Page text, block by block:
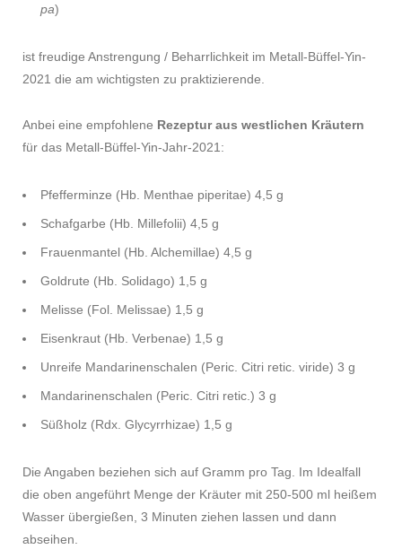
pa)
ist freudige Anstrengung / Beharrlichkeit im Metall-Büffel-Yin-
2021 die am wichtigsten zu praktizierende.
Anbei eine empfohlene Rezeptur aus westlichen Kräutern
für das Metall-Büffel-Yin-Jahr-2021:
Pfefferminze (Hb. Menthae piperitae) 4,5 g
Schafgarbe (Hb. Millefolii) 4,5 g
Frauenmantel (Hb. Alchemillae) 4,5 g
Goldrute (Hb. Solidago) 1,5 g
Melisse (Fol. Melissae) 1,5 g
Eisenkraut (Hb. Verbenae) 1,5 g
Unreife Mandarinenschalen (Peric. Citri retic. viride) 3 g
Mandarinenschalen (Peric. Citri retic.) 3 g
Süßholz (Rdx. Glycyrrhizae) 1,5 g
Die Angaben beziehen sich auf Gramm pro Tag. Im Idealfall
die oben angeführt Menge der Kräuter mit 250-500 ml heißem
Wasser übergießen, 3 Minuten ziehen lassen und dann
abseihen.